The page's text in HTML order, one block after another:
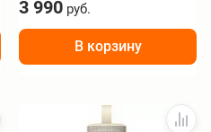
3 990 руб.
В корзину